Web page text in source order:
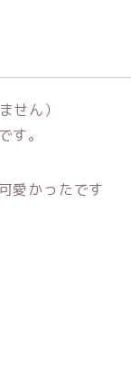
せん）
す。
愛かったです